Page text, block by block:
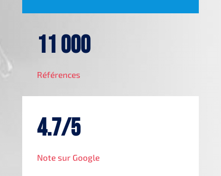
11 000
Références
4.7/5
Note sur Google